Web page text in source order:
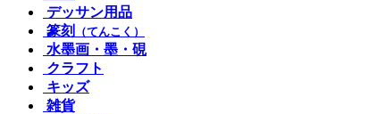
デッサン用品
篆刻
（てんこく）
水墨画・墨・硯
クラフト
キッズ
雑貨